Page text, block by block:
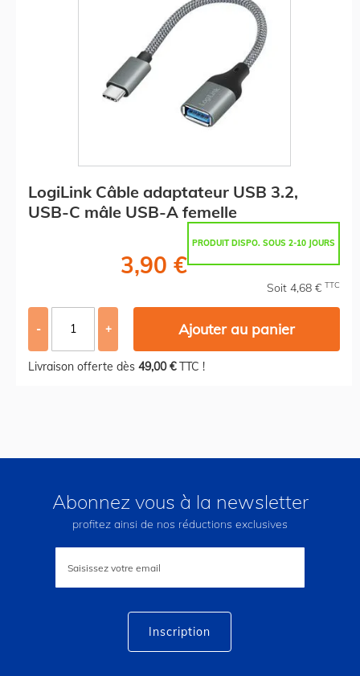
LogiLink Câble adaptateur USB 3.2,
USB-C mâle USB-A femelle
PRODUIT DISPO. SOUS 2-10 JOURS
3,90 €
Soit 4,68 € TTC
- + Ajouter au panier
Livraison offerte dès 49,00 €TTC !
Abonnez vous à la newsletter
profitez ainsi de nos réductions exclusives
lettre
Inscription